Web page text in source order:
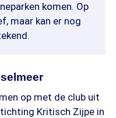
komen. Op
maar kan er nog
op met de club uit
Kritisch Zijpe in